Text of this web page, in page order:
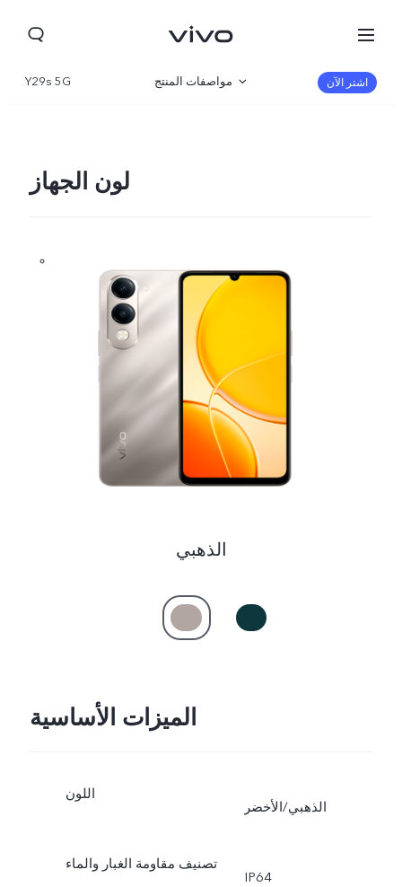
Y29s 5G مواصفات المنتج اشتر الآن
لون الجهاز
الذهبي
الميزات الأساسية
اللون
الذهبي/الأخضر
تصنيف مقاومة الغبار والماء
IP64